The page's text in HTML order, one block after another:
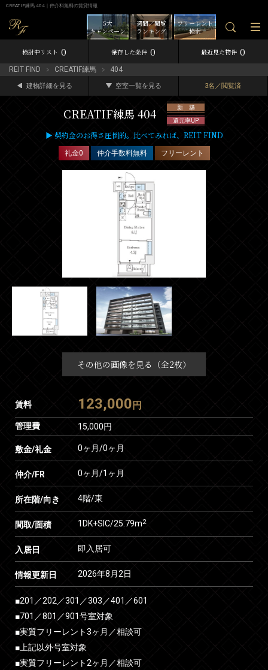
CREATIF練馬 404｜仲介料無料の賃貸情報
フリーレント
検索
週間／閲覧
ランキング
5大
キャンペーン
検討中リスト 0 保存した条件 0 最近見た物件 0
REIT FIND CREATIF練馬 404
建物詳細を見る 空室一覧を見る 3名／閲覧済
CREATIF練馬 404
新 築
還元率UP
▶ 契約金のお得さ圧倒的。比べてみれば、REIT FIND
礼金0 仲介手数料無料 フリーレント
その他の画像を見る（全2枚）
賃料 123,000 円
管理費 15,000円
敷金/礼金 0ヶ月/0ヶ月
仲介/FR 0ヶ月/1ヶ月
所在階/向き 4階/東
間取/面積 1DK+SIC/25.79m2
入居日 即入居可
情報更新日 2026年8月2日
■201／202／301／303／401／601
■701／801／901号室対象
■実質フリーレント3ヶ月／相談可
■上記以外号室対象
■実質フリーレント2ヶ月／相談可